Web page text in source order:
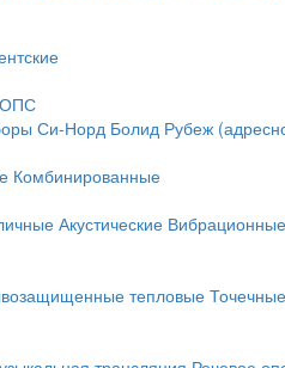
ОПС
Си-Норд Болид Рубеж
Комбинированные
Акустические
тепловые